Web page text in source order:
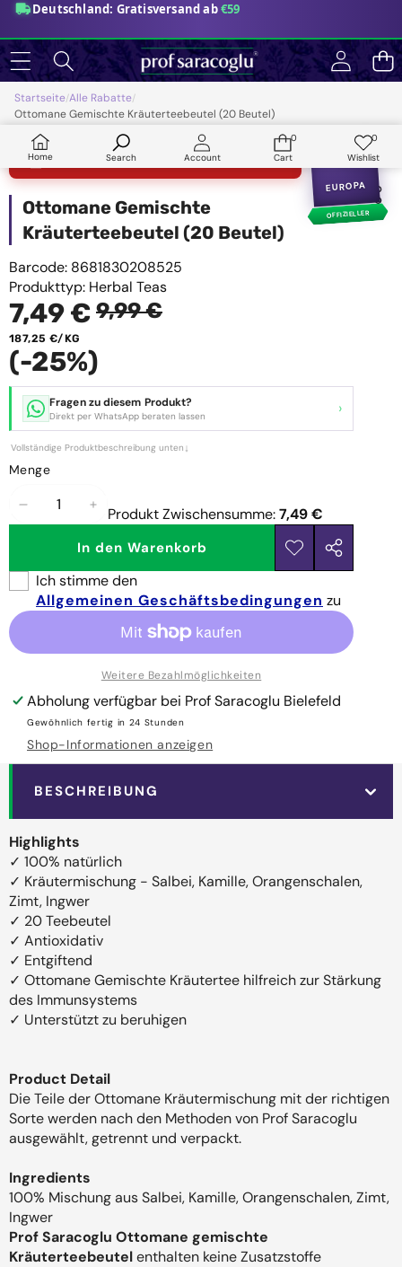
Deutschland: Gratisversand ab€59
Home Search Account
0
0
Cart
0
Wishlist
Startseite/Alle Rabatte/
Ottomane Gemischte Kräuterteebeutel (20 Beutel)
Zur Produktinformation springen
Angebot
EUROPA
OFFIZIELLER
MINDESTHALTBAR BIS 21.01.2027
Ottomane Gemischte
Kräuterteebeutel (20 Beutel)
Barcode: 8681830208525
Produkttyp: Herbal Teas
Angebotspreis
7,49 € Regulärer
9,99 €
STÜCKPREIS
187,25 €/KG
(-25%)
Fragen zu diesem Produkt?
Direkt per WhatsApp beraten lassen ›
Vollständige Produktbeschreibung unten ↓
Menge
Menge
Menge
Produkt Zwischensumme:7,49 €
In den Warenkorb
Zur
Wunschliste
Dieses
Produkt
teilen
Ich stimme den
Allgemeinen Geschäftsbedingungen zu
Weitere Bezahlmöglichkeiten
Abholung verfügbar bei Prof Saracoglu Bielefeld
Gewöhnlich fertig in 24 Stunden
Shop-Informationen anzeigen
BESCHREIBUNG
Highlights
✓ 100% natürlich
✓ Kräutermischung - Salbei, Kamille, Orangenschalen,
Zimt, Ingwer
✓ 20 Teebeutel
✓ Antioxidativ
✓ Entgiftend
✓ Ottomane Gemischte Kräutertee hilfreich zur Stärkung
des Immunsystems
✓ Unterstützt zu beruhigen
Product Detail
Die Teile der Ottomane Kräutermischung mit der richtigen
Sorte werden nach den Methoden von Prof Saracoglu
ausgewählt, getrennt und verpackt.
Ingredients
100% Mischung aus Salbei, Kamille, Orangenschalen, Zimt,
Ingwer
Prof Saracoglu Ottomane gemischte
Kräuterteebeutelenthalten keine Zusatzstoffe